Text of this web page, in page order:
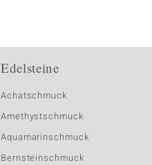
Edelsteine
Achatschmuck
Amethystschmuck
Aquamarinschmuck
Bernsteinschmuck